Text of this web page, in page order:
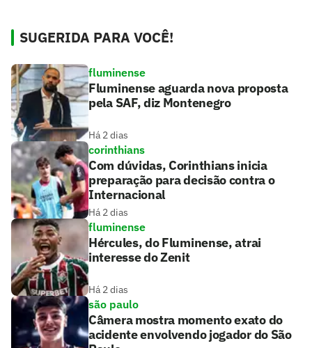
SUGERIDA PARA VOCÊ!
fluminense
Fluminense aguarda nova proposta
pela SAF, diz Montenegro
Há 2 dias
corinthians
Com dúvidas, Corinthians inicia
preparação para decisão contra o
Internacional
Há 2 dias
fluminense
Hércules, do Fluminense, atrai
interesse do Zenit
Há 2 dias
são paulo
Câmera mostra momento exato do
acidente envolvendo jogador do São